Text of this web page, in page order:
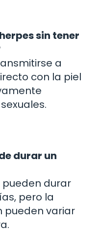
sin tener
a
con la piel
durar un
pueden durar
pero la
pueden variar